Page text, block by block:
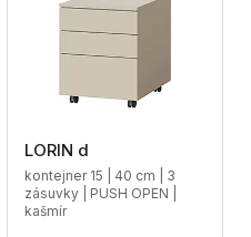
LORIN d
kontejner 15 | 40 cm | 3
zásuvky | PUSH OPEN |
kašmír